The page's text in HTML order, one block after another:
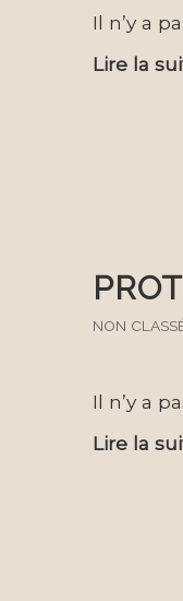
Il n’y a
Lire la
NON
Il n’y a
Lire la